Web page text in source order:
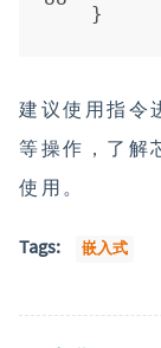
}
建议使用指令
等操作，了解
使用。
Tags: 嵌入式